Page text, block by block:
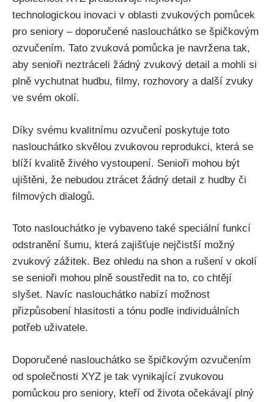
technologickou inovaci v oblasti zvukových pomůcek
pro seniory – doporučené naslouchátko se špičkovým
ozvučením. Tato zvuková pomůcka je navržena tak,
aby senioři neztráceli žádný zvukový detail a mohli si
plně vychutnat hudbu, filmy, rozhovory a další zvuky
ve svém okolí.
Díky svému kvalitnímu ozvučení poskytuje toto
naslouchátko skvělou zvukovou reprodukci, která se
blíží kvalitě živého vystoupení. Senioři mohou být
ujištěni, že nebudou ztrácet žádný detail z hudby či
filmových dialogů.
Toto naslouchátko je vybaveno také speciální funkcí
odstranění šumu, která zajišťuje nejčistší možný
zvukový zážitek. Bez ohledu na shon a rušení v okolí
se senioři mohou plně soustředit na to, co chtějí
slyšet. Navíc naslouchátko nabízí možnost
přizpůsobení hlasitosti a tónu podle individuálních
potřeb uživatele.
Doporučené naslouchátko se špičkovým ozvučením
od společnosti XYZ je tak vynikající zvukovou
pomůckou pro seniory, kteří od života očekávají plný